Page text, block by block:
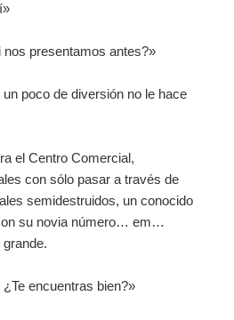
nos presentamos antes?»
poco de diversión no le hace
el Centro Comercial,
con sólo pasar a través de
semidestruidos, un conocido
su novia número… em…
¿Te encuentras bien?»